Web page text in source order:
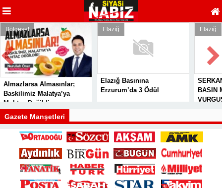
Bölgesel
Almazlarsa Almasınlar;
Baskilimiz Malatya’ya
Muhtaç Değildir
Elazığ
Elazığ Basınına
Erzurum’da 3 Ödül
Elazığ
BASIN
Gazete Manşetleri